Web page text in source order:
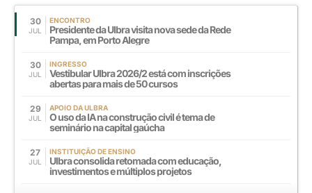
30
JUL
ENCONTRO
Presidente da Ulbra visita nova sede da Rede
Pampa, em Porto Alegre
30
JUL
INGRESSO
Vestibular Ulbra 2026/2 está com inscrições
abertas para mais de 50 cursos
29
JUL
APOIO DA ULBRA
O uso da IA na construção civil é tema de
seminário na capital gaúcha
27
JUL
INSTITUIÇÃO DE ENSINO
Ulbra consolida retomada com educação,
investimentos e múltiplos projetos